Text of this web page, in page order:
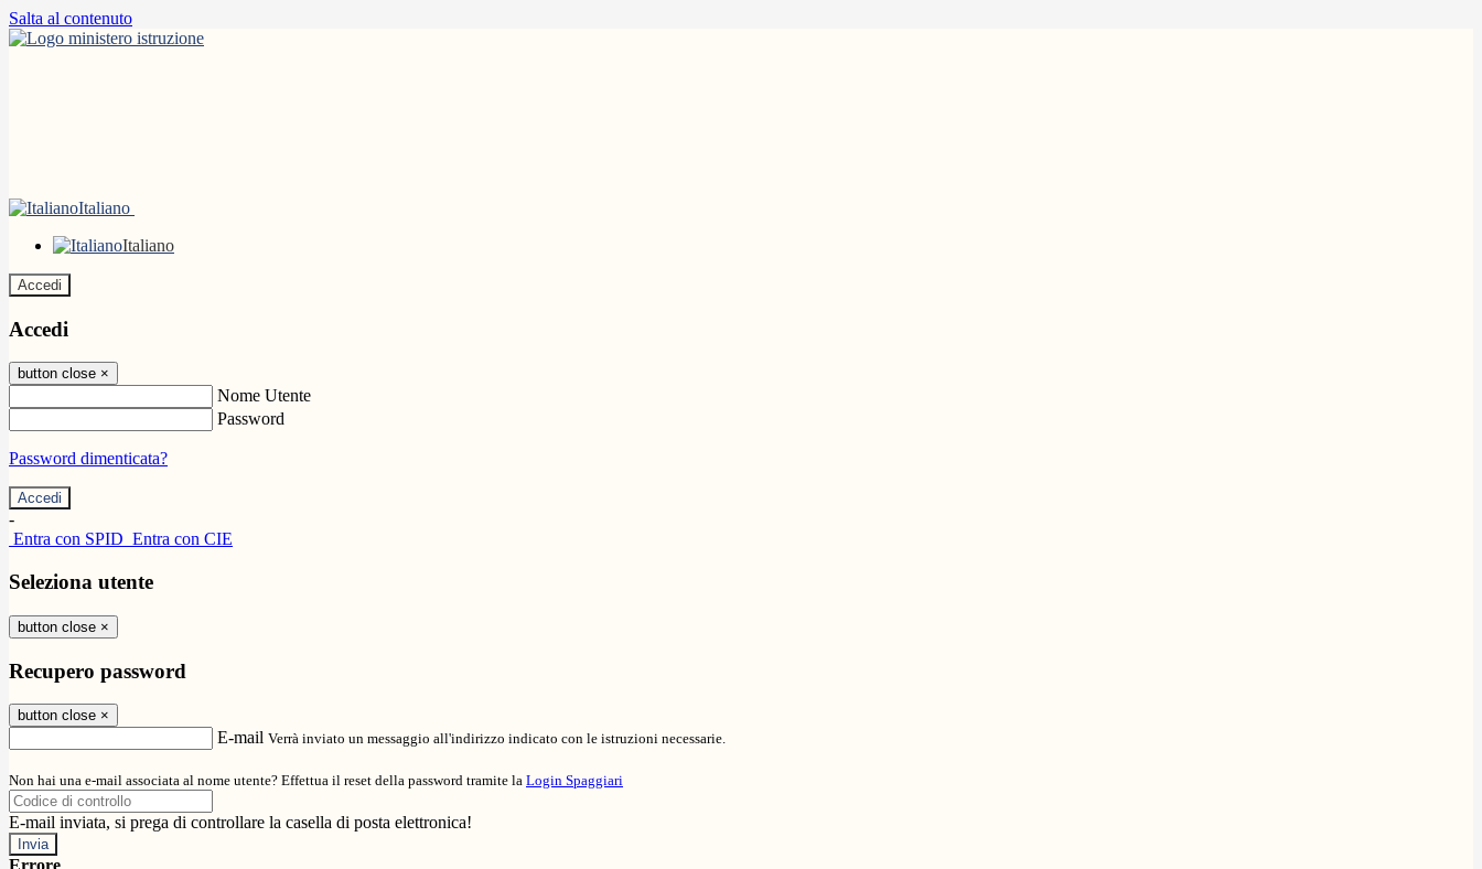
Salta al contenuto
Italiano
Italiano
Accedi
Accedi
button close ×
Nome Utente
Password
Password dimenticata?
-
Entra con SPID Entra con CIE
Seleziona utente
button close ×
Recupero password
button close ×
E-mail Verrà inviato un messaggio all'indirizzo indicato con le istruzioni necessarie.
Non hai una e-mail associata al nome utente? Effettua il reset della password tramite la Login Spaggiari
E-mail inviata, si prega di controllare la casella di posta elettronica!